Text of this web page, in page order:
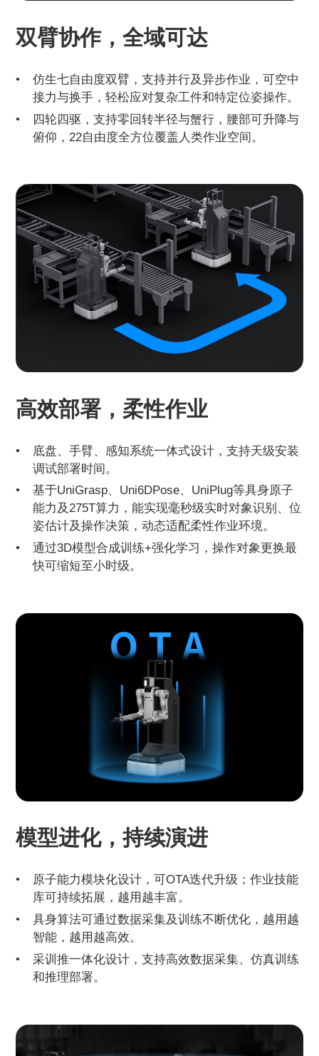
双臂协作，全域可达
仿生七自由度双臂，支持并行及异步作业，可空中
接力与换手，轻松应对复杂工件和特定位姿操作。
四轮四驱，支持零回转半径与蟹行，腰部可升降与
俯仰，22自由度全方位覆盖人类作业空间。
高效部署，柔性作业
底盘、手臂、感知系统一体式设计，支持天级安装
调试部署时间。
基于UniGrasp、Uni6DPose、UniPlug等具身原子
能力及275T算力，能实现毫秒级实时对象识别、位
姿估计及操作决策，动态适配柔性作业环境。
通过3D模型合成训练+强化学习，操作对象更换最
快可缩短至小时级。
模型进化，持续演进
原子能力模块化设计，可OTA迭代升级；作业技能
库可持续拓展，越用越丰富。
具身算法可通过数据采集及训练不断优化，越用越
智能，越用越高效。
采训推一体化设计，支持高效数据采集、仿真训练
和推理部署。